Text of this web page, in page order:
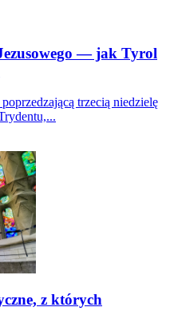
— jak Tyrol
trzecią niedzielę
z których